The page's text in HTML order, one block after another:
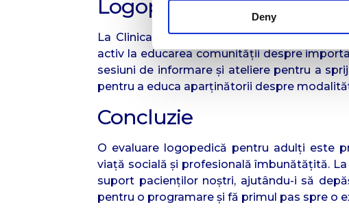
Deny
Logopezii Noștri –
La Clinica Medicus, logopezii noștri nu
activ la educarea comunității despre
sesiuni de informare și ateliere pentru a
pentru a educa aparținătorii despre
Concluzie
O evaluare logopedică pentru adulți este
viață socială și profesională îmbunătățită.
suport pacienților noștri, ajutându-i să
pentru o programare și fă primul pas spre o